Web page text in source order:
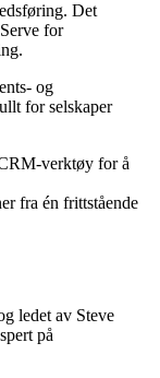
Det
for
og
for selskaper
verktøy for å
fra én frittstående
ledet av Steve
på